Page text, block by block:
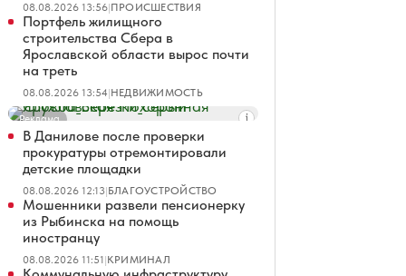
08.08.2026 13:56|ПРОИСШЕСТВИЯ
Портфель жилищного
строительства Сбера в
Ярославской области вырос почти
на треть
08.08.2026 13:54|НЕДВИЖИМОСТЬ
Реклама
В Данилове после проверки
прокуратуры отремонтировали
детские площадки
08.08.2026 12:13|БЛАГОУСТРОЙСТВО
Мошенники развели пенсионерку
из Рыбинска на помощь
иностранцу
08.08.2026 11:51|КРИМИНАЛ